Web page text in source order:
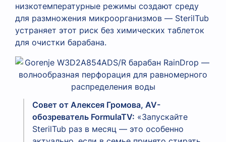
низкотемпературные режимы создают среду
для размножения микроорганизмов — SterilTub
устраняет этот риск без химических таблеток
для очистки барабана.
Совет от Алексея Громова, AV-
обозреватель FormulaTV: «Запускайте
SterilTub раз в месяц — это особенно